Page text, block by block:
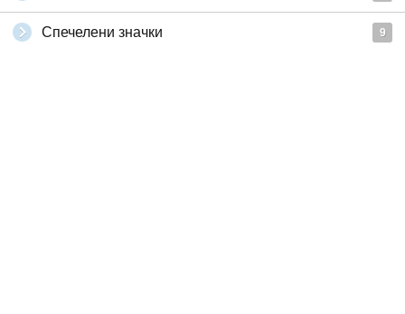
Спечелени значки 9